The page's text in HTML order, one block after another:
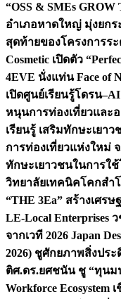
“OSS & SMEs
อำเภอหาดใหญ่ มุ่งยกร
สุดท้ายของโครงการร
Cosmetic เปิดตัว
4EVE นั่งแท่น Face of
เปิดศูนย์เรียนรู้โดรน
หนุนการท่องเที่ยวและ
เรียนรู้ เสริมทักษะเยา
การท่องเที่ยวแห่งใหม่
ทักษะเยาวชนในการใ
วิทยาลัยเทคนิคโคกสำ
“THE 3Ea” สร้างเศร
LE-Local Enterprises ว
จากเวที 2026 Japan
2026) ชูศักยภาพสิ่งปร
ติศ.ดร.ยศชนัน ชู “ทุนม
Workforce